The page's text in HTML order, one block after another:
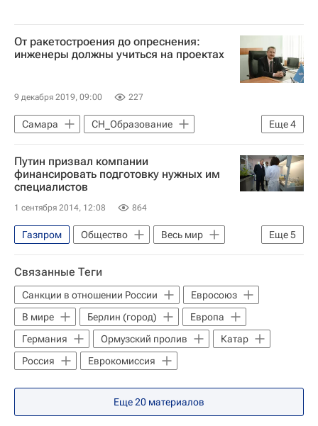
Навигатор абитуриента
Тюменский индустриальный университет (ТИУ)
От ракетостроения до опреснения:
инженеры должны учиться на проектах
9 декабря 2019, 09:00 227
Еще4
Самара
СН_Образование
Навигатор абитуриента
Самарский университет
Про профобразование. Эксклюзивно
Путин призвал компании
финансировать подготовку нужных им
специалистов
1 сентября 2014, 12:08 864
Еще5
Газпром Общество
Весь мир
Европа
Владимир Путин
Сургутнефтегаз
Связанные Теги
Санкции в отношении России
Евросоюз
В мире
Берлин (город)
Европа
Германия
Ормузский пролив
Катар
Россия
Еврокомиссия
Еще20 материалов